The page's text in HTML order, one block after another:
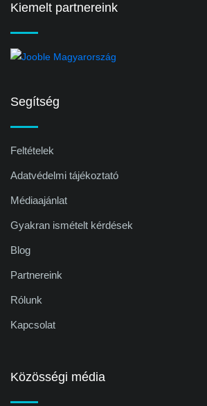
Kiemelt partnereink
Segítség
Feltételek
Adatvédelmi tájékoztató
Médiaajánlat
Gyakran ismételt kérdések
Blog
Partnereink
Rólunk
Kapcsolat
Közösségi média